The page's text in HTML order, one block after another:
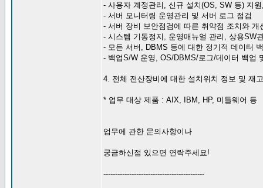
- 사용자 계정관리, 신규 설치(OS, SW 등) 지
- 서버 모니터링 운영관리 및 서버 로그 점검
- 서버 장비 보안점검에 따른 취약점 조치와 개
- 시스템 기동정지, 운영매뉴얼 관리, 상용SW
- 모든 서버, DBMS 등에 대한 정기적 데이터
- 백업S/W 운영, OS/DBMS/로그/데이터 백업
4. 전체 전산장비에 대한 설치위치 정보 및 재
* 업무 대상 제품 : AIX, IBM, HP, 미들웨어 등
업무에 관한 문의사항이나
궁금하신점 있으면 연락주세요!
-------------------------------------------